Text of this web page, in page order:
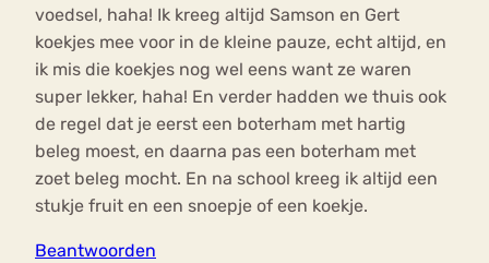
voedsel, haha! Ik kreeg altijd Samson en Gert
koekjes mee voor in de kleine pauze, echt altijd, en
ik mis die koekjes nog wel eens want ze waren
super lekker, haha! En verder hadden we thuis ook
de regel dat je eerst een boterham met hartig
beleg moest, en daarna pas een boterham met
zoet beleg mocht. En na school kreeg ik altijd een
stukje fruit en een snoepje of een koekje.
Beantwoorden